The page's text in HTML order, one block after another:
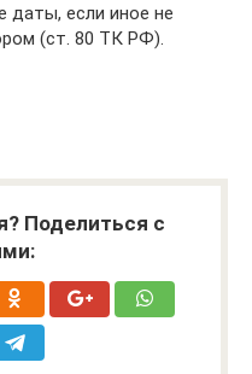
даты, если иное не
(ст. 80 ТК РФ).
Поделиться с